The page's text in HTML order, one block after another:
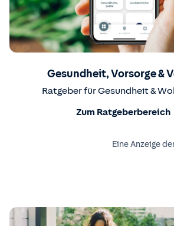
Gesundheit, Vorsorge &
Ratgeber für Gesundheit &
Zum Ratgeberbereich
Eine Anzeige